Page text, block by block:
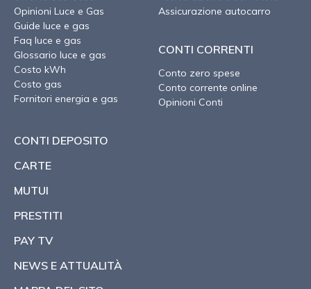
Opinioni Luce e Gas
Guide luce e gas
Faq luce e gas
Glossario luce e gas
Costo kWh
Costo gas
Fornitori energia e gas
Assicurazione autocarro
CONTI CORRENTI
Conto zero spese
Conto corrente online
Opinioni Conti
CONTI DEPOSITO
CARTE
MUTUI
PRESTITI
PAY TV
NEWS E ATTUALITÀ